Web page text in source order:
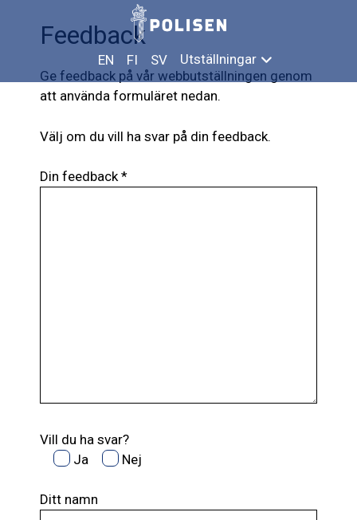
innehåll
EN FI SV Utställningar
Feedback
Ge feedback på vår webbutställningen genom
att använda formuläret nedan.
Välj om du vill ha svar på din feedback.
Din feedback *
Vill du ha svar?
Ja
Nej
Ditt namn